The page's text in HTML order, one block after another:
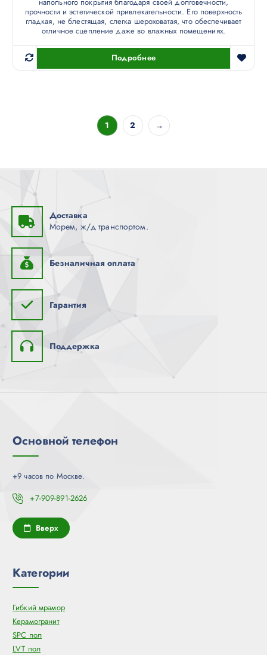
прочности и эстетической привлекательности. Его поверхность
гладкая, не блестящая, слегка шероховатая, что обеспечивает
отличное сцепление даже во влажных помещениях.
Подробнее
1 2 →
Доставка
Морем, ж/д транспортом.
Безналичная оплата
Гарантия
Поддержка
Основной телефон
+9 часов по Москве.
+7-909-891-2626
Вверх
Категории
Гибкий мрамор
Керамогранит
SPC пол
LVT пол